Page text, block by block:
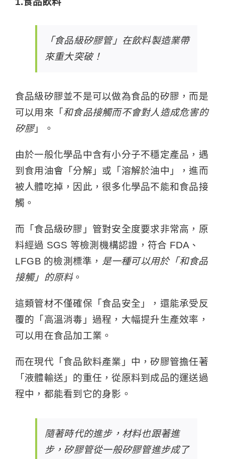
「食品級矽膠管」在飲料製造業帶
來重大突破！
食品級矽膠並不是可以做為食品的矽膠，而是
可以用來「 和食品接觸而不會對人造成危害的
矽膠」。
由於一般化學品中含有小分子不穩定產品，遇
到食用油會「分解」或「溶解於油中」，進而
被人體吃掉，因此，很多化學品不能和食品接
觸。
而「食品級矽膠」管對安全度要求非常高，原
料經過 SGS 等檢測機構認證，符合 FDA、
LFGB 的檢測標準， 是一種可以用於「和食品
接觸」的原料 。
這類管材不僅確保「食品安全」，還能承受反
覆的「高溫消毒」過程，大幅提升生產效率，
可以用在食品加工業。
而在現代「食品飲料產業」中，矽膠管擔任著
「液體輸送」的重任，從原料到成品的運送過
程中，都能看到它的身影。
隨著時代的進步，材料也跟著進
步，矽膠管從一般矽膠管進步成了